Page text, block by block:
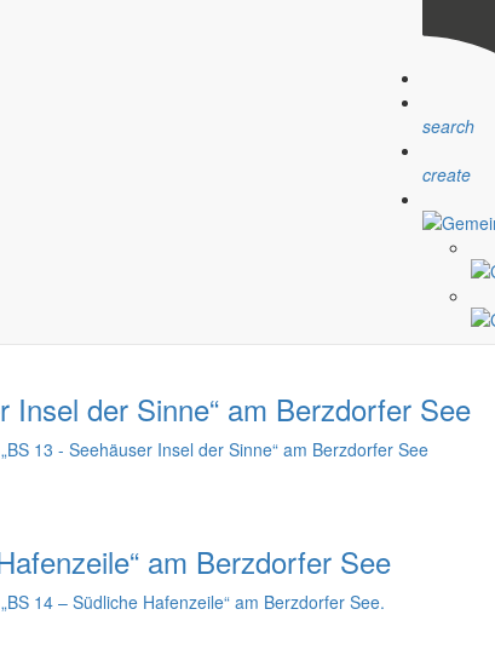
search
create
Bebauungsplan „Brewes – Markersdorf“.
Insel der Sinne“ am Berzdorfer See
13 - Seehäuser Insel der Sinne“ am Berzdorfer See
am Berzdorfer See
14 – Südliche Hafenzeile“ am Berzdorfer See.